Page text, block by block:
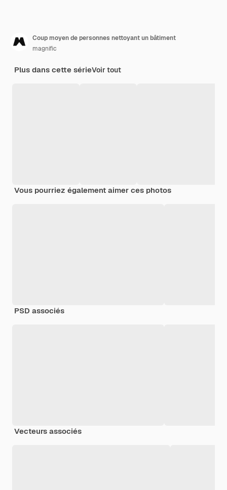
Coup moyen de personnes nettoyant un bâtiment
magnific
Plus dans cette sérieVoir tout
Vous pourriez également aimer ces photos
PSD associés
Vecteurs associés